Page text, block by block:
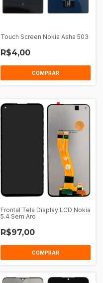
Touch Screen Nokia Asha 503
R$4,00
COMPRAR
Frontal Tela Display LCD Nokia
5.4 Sem Aro
R$97,00
COMPRAR